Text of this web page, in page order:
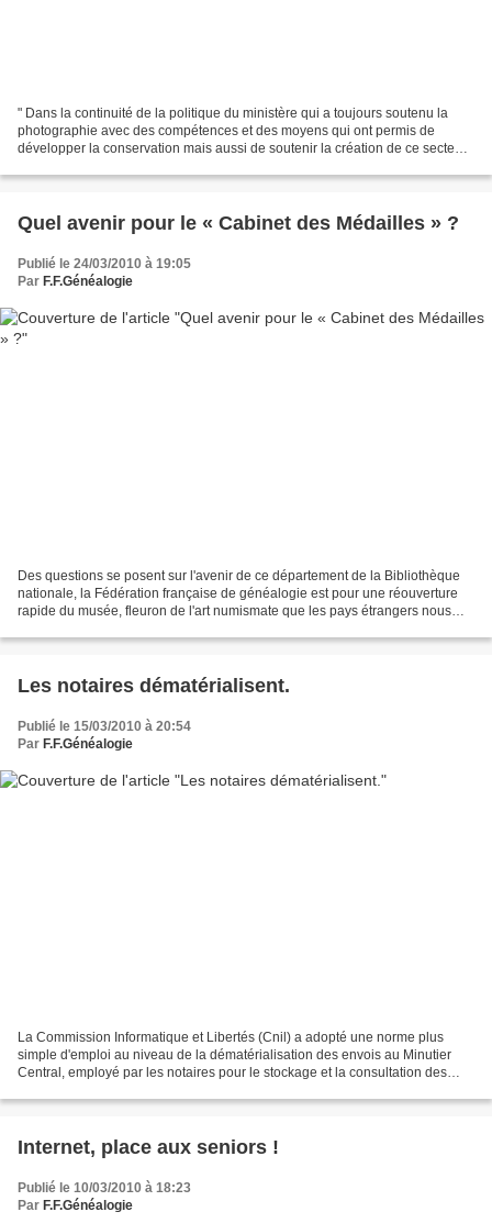
" Dans la continuité de la politique du ministère qui a toujours soutenu la
photographie avec des compétences et des moyens qui ont permis de
développer la conservation mais aussi de soutenir la création de ce secteur
Quel avenir pour le « Cabinet des Médailles » ?
Publié le 24/03/2010 à 19:05
Par F.F.Généalogie
Des questions se posent sur l'avenir de ce département de la Bibliothèque
nationale, la Fédération française de généalogie est pour une réouverture
rapide du musée, fleuron de l'art numismate que les pays étrangers nous
Les notaires dématérialisent.
Publié le 15/03/2010 à 20:54
Par F.F.Généalogie
La Commission Informatique et Libertés (Cnil) a adopté une norme plus
simple d'emploi au niveau de la dématérialisation des envois au Minutier
Central, employé par les notaires pour le stockage et la consultation des
Internet, place aux seniors !
Publié le 10/03/2010 à 18:23
Par F.F.Généalogie